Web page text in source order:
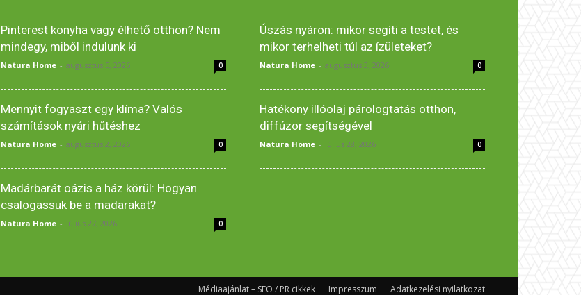
Pinterest konyha vagy élhető otthon? Nem
mindegy, miből indulunk ki
Natura Home - augusztus 5, 2026 0
Úszás nyáron: mikor segíti a testet, és
mikor terhelheti túl az ízületeket?
Natura Home - augusztus 3, 2026 0
Mennyit fogyaszt egy klíma? Valós
számítások nyári hűtéshez
Natura Home - augusztus 2, 2026 0
Hatékony illóolaj párologtatás otthon,
diffúzor segítségével
Natura Home - július 28, 2026 0
Madárbarát oázis a ház körül: Hogyan
csalogassuk be a madarakat?
Natura Home - július 27, 2026 0
Médiaajánlat – SEO / PR cikkek Impresszum Adatkezelési nyilatkozat